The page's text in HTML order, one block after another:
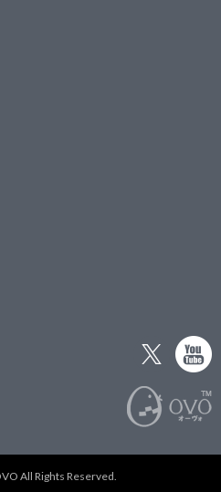
All Rights Reserved.